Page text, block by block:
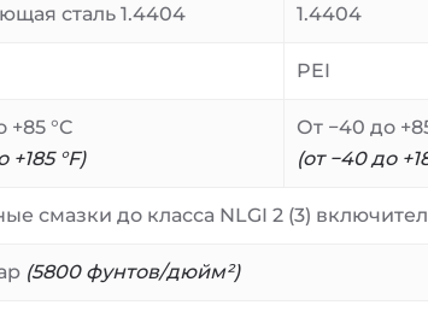
сталь 1.4404 1.4404
PEI
+85 °C
+185 °F)
От −40 до
(от −40 до
смазки до класса NLGI 2 (3)
(5800 фунтов/дюйм²)